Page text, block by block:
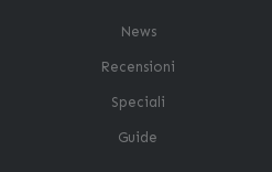
News
Recensioni
Speciali
Guide